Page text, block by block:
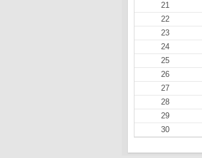
21
22
23
24
25
26
27
28
29
30